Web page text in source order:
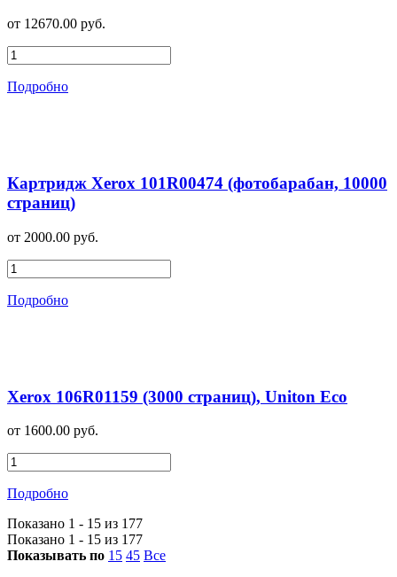
от 12670.00 руб.
Подробно
Картридж Xerox 101R00474 (фотобарабан, 10000
страниц)
от 2000.00 руб.
Подробно
Xerox 106R01159 (3000 страниц), Uniton Eco
от 1600.00 руб.
Подробно
Показано 1 - 15 из 177
Показано 1 - 15 из 177
Показывать по 15 45 Все